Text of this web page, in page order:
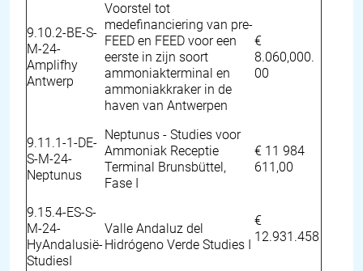
9.10.2-BE-S-
M-24-
Amplifhy
Antwerp
Voorstel tot
medefinanciering van pre-
FEED en FEED voor een
eerste in zijn soort
ammoniakterminal en
ammoniakkraker in de
haven van Antwerpen
€
8.060,000.
00
9.11.1-1-DE-
S-M-24-
Neptunus
Neptunus - Studies voor
Ammoniak Receptie
Terminal Brunsbüttel,
Fase I
€ 11 984
611,00
9.15.4-ES-S-
M-24-
HyAndalusië-
StudiesI
Valle Andaluz del
Hidrógeno Verde Studies I
€
12.931.458